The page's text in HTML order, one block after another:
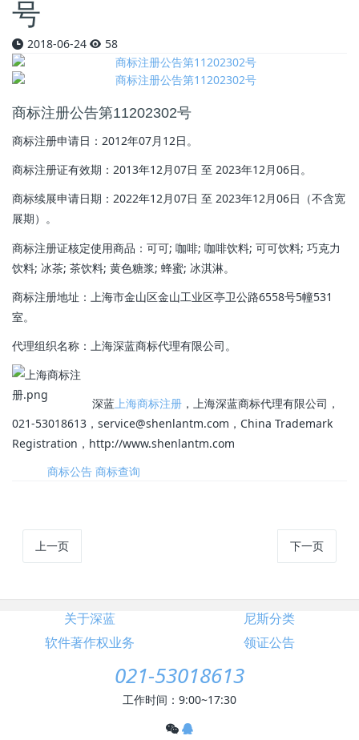
号
2018-06-24 58
商标注册公告第11202302号
商标注册申请日：2012年07月12日。
商标注册证有效期： 2013年12月07日 至 2023年12月06日。
商标续展申请日期： 2022年12月07日 至 2023年12月06日 （不含宽
展期）。
商标注册证核定使用商品：可可; 咖啡; 咖啡饮料; 可可饮料; 巧克力
饮料; 冰茶; 茶饮料; 黄色糖浆; 蜂蜜; 冰淇淋。
商标注册地址：
上海市金山区金山工业区亭卫公路6558号5幢531
室。
代理组织名称：上海深蓝商标代理有限公司。
深蓝上海商标注册 ，上海深蓝商标代理有限公司，
021-53018613，service@shenlantm.com，China Trademark
Registration，http://www.shenlantm.com
商标公告 商标查询
上一页 下一页
关于深蓝
尼斯分类
软件著作权业务
领证公告
021-53018613
工作时间：9:00~17:30